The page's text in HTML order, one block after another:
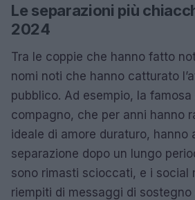
Le separazioni più
2024
Tra le coppie che hanno fatto
nomi noti che hanno catturato
pubblico. Ad esempio, la
compagno, che per anni hanno
ideale di amore duraturo, hanno
separazione dopo un lungo
sono rimasti scioccati, e i social
riempiti di messaggi di